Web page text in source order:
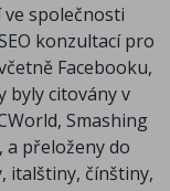
společnosti
konzultací pro
Facebooku,
byly citovány v
Smashing
a přeloženy do
italštiny, čínštiny,